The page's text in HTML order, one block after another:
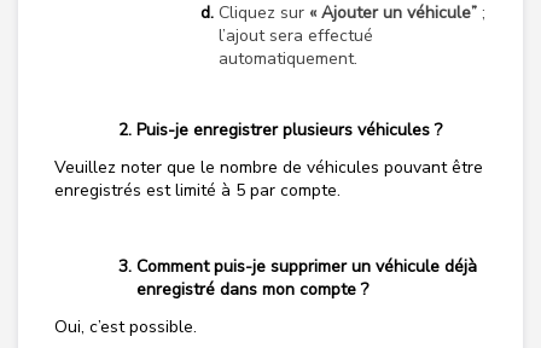
Cliquez sur « Ajouter un véhicule” ;
l’ajout sera effectué
automatiquement.
Puis-je enregistrer plusieurs véhicules ?
Veuillez noter que le nombre de véhicules pouvant être
enregistrés est limité à 5 par compte.
Comment puis-je supprimer un véhicule déjà
enregistré dans mon compte ?
Oui, c’est possible.